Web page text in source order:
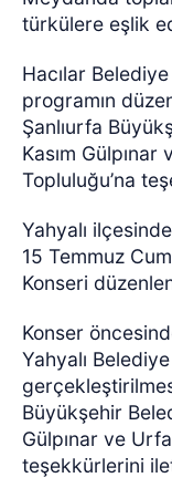
türkülere eşlik
Hacılar
programın
Şanlıurfa
Kasım
Topluluğu’na
Yahyalı
15 Temmuz
Konseri
Konser
Yahyalı
Büyükşehir
Gülpınar ve
teşekkürlerini